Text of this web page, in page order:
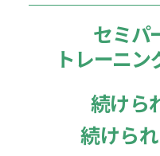
セミパ
トレーニ
続けら
続けら